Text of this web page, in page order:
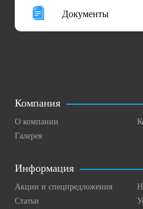
Документы
Компания
О компании
Галерея
Информация
Акции и спецпредложения
Статьи